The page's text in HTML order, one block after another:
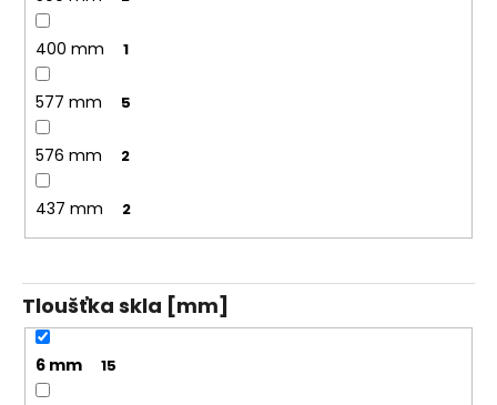
400 mm 1
577 mm 5
576 mm 2
437 mm 2
Tloušťka skla [mm]
6 mm 15